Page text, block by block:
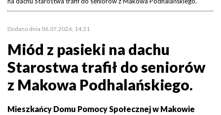
Dodano dnia 06.07.2026, 14:31
Miód z pasieki na dachu
Starostwa trafił do seniorów
z Makowa Podhalańskiego.
Mieszkańcy Domu Pomocy Społecznej w Makowie